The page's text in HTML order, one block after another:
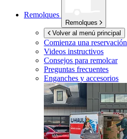
Remolques
Remolques
Volver al menú principal
Comienza una reservación
Videos instructivos
Consejos para remolcar
Preguntas frecuentes
Enganches y accesorios